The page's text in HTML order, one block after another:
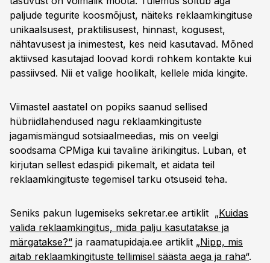
paljude tegurite koosmõjust, näiteks reklaamkingituse
unikaalsusest, praktilisusest, hinnast, kogusest,
nähtavusest ja inimestest, kes neid kasutavad. Mõned
aktiivsed kasutajad loovad kordi rohkem kontakte kui
passiivsed. Nii et valige hoolikalt, kellele mida kingite.
Viimastel aastatel on popiks saanud sellised
hübriidlahendused nagu reklaamkingituste
jagamismängud sotsiaalmeedias, mis on veelgi
soodsama CPMiga kui tavaline ärikingitus. Luban, et
kirjutan sellest edaspidi pikemalt, et aidata teil
reklaamkingituste tegemisel tarku otsuseid teha.
Seniks pakun lugemiseks sekretar.ee artiklit „Kuidas
valida reklaamkingitus, mida palju kasutatakse ja
märgatakse?“ ja raamatupidaja.ee artiklit „Nipp, mis
aitab reklaamkingituste tellimisel säästa aega ja raha“.